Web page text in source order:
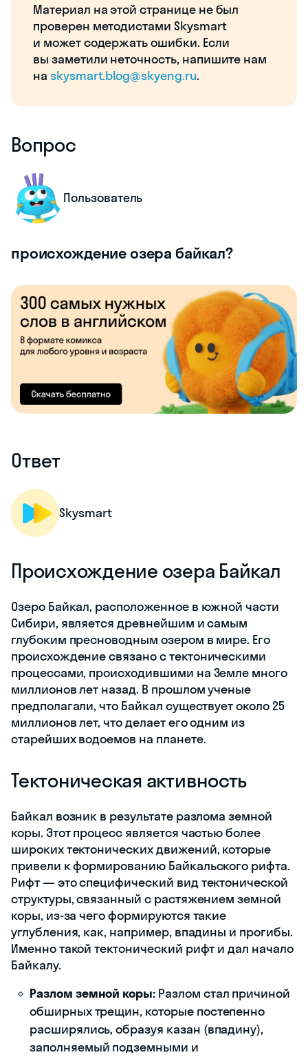
Материал на этой странице не был
проверен методистами Skysmart
и может содержать ошибки. Если
вы заметили неточность, напишите нам
на skysmart.blog@skyeng.ru.
Вопрос
Пользователь
происхождение озера байкал?
Ответ
Skysmart
Происхождение озера Байкал
Озеро Байкал, расположенное в южной части
Сибири, является древнейшим и самым
глубоким пресноводным озером в мире. Его
происхождение связано с тектоническими
процессами, происходившими на Земле много
миллионов лет назад. В прошлом ученые
предполагали, что Байкал существует около 25
миллионов лет, что делает его одним из
старейших водоемов на планете.
Тектоническая активность
Байкал возник в результате разлома земной
коры. Этот процесс является частью более
широких тектонических движений, которые
привели к формированию Байкальского рифта.
Рифт — это специфический вид тектонической
структуры, связанный с растяжением земной
коры, из-за чего формируются такие
углубления, как, например, впадины и прогибы.
Именно такой тектонический рифт и дал начало
Байкалу.
Разлом земной коры: Разлом стал причиной
обширных трещин, которые постепенно
расширялись, образуя казан (впадину),
заполняемый подземными и